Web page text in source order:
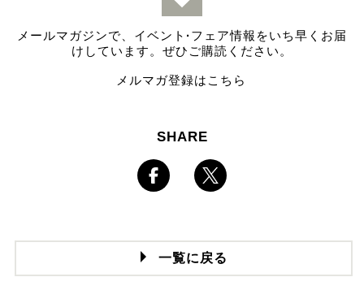
メールマガジンで、イベント ·フェア情報をいち早くお届
けしています。ぜひご購読ください。
メルマガ登録はこちら
SHARE
一覧に戻る